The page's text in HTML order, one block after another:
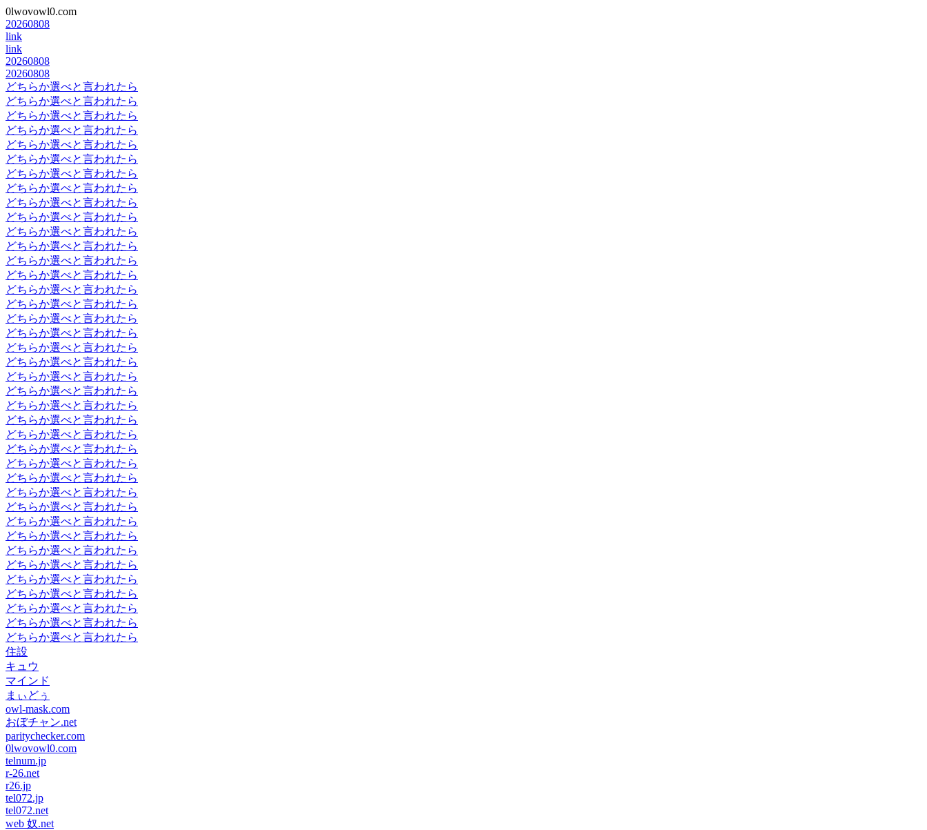
0lwovowl0.com
20260808
link
link
20260808
20260808
どちらか選べと言われたら
どちらか選べと言われたら
どちらか選べと言われたら
どちらか選べと言われたら
どちらか選べと言われたら
どちらか選べと言われたら
どちらか選べと言われたら
どちらか選べと言われたら
どちらか選べと言われたら
どちらか選べと言われたら
どちらか選べと言われたら
どちらか選べと言われたら
どちらか選べと言われたら
どちらか選べと言われたら
どちらか選べと言われたら
どちらか選べと言われたら
どちらか選べと言われたら
どちらか選べと言われたら
どちらか選べと言われたら
どちらか選べと言われたら
どちらか選べと言われたら
どちらか選べと言われたら
どちらか選べと言われたら
どちらか選べと言われたら
どちらか選べと言われたら
どちらか選べと言われたら
どちらか選べと言われたら
どちらか選べと言われたら
どちらか選べと言われたら
どちらか選べと言われたら
どちらか選べと言われたら
どちらか選べと言われたら
どちらか選べと言われたら
どちらか選べと言われたら
どちらか選べと言われたら
どちらか選べと言われたら
どちらか選べと言われたら
どちらか選べと言われたら
どちらか選べと言われたら
住設
キュウ
マインド
まぃどぅ
owl-mask.com
おぼチャン.net
paritychecker.com
0lwovowl0.com
telnum.jp
r-26.net
r26.jp
tel072.jp
tel072.net
web 奴.net